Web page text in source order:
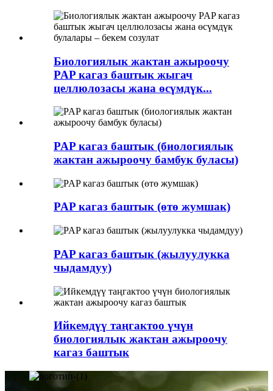
Биологиялык жактан ажыроочу
PAP кагаз баштык жыгач
целлюлозасы жана өсүмдүк...
PAP кагаз баштык (биологиялык
жактан ажыроочу бамбук буласы)
PAP кагаз баштык (өтө жумшак)
PAP кагаз баштык (жылуулукка
чыдамдуу)
Ийкемдүү таңгактоо үчүн
биологиялык жактан ажыроочу
кагаз баштык